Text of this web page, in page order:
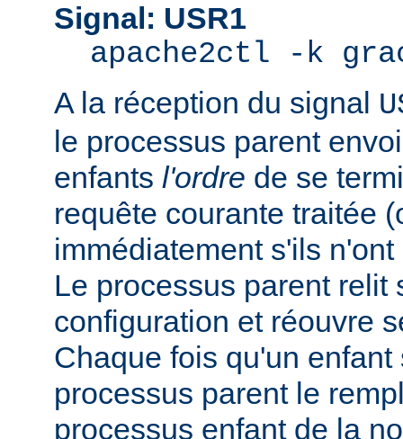
Signal: USR1
apache2ctl -k
A la réception du signal
le processus parent
enfants l'ordre de se
requête courante traitée
immédiatement s'ils
Le processus parent relit
configuration et réouvre
Chaque fois qu'un enfant
processus parent le
processus enfant de la